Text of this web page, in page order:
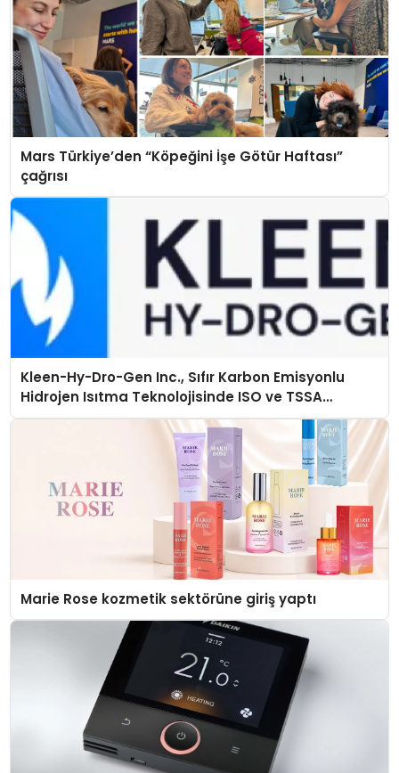
Mars Türkiye’den “Köpeğini İşe Götür Haftası”
çağrısı
Kleen-Hy-Dro-Gen Inc., Sıfır Karbon Emisyonlu
Hidrojen Isıtma Teknolojisinde ISO ve TSSA
Düzenleyici Onaylarını Aldı
Marie Rose kozmetik sektörüne giriş yaptı